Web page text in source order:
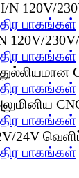
பாகங்கள்
பாகங்கள்
பாகங்கள்
பாகங்கள்
பாகங்கள்